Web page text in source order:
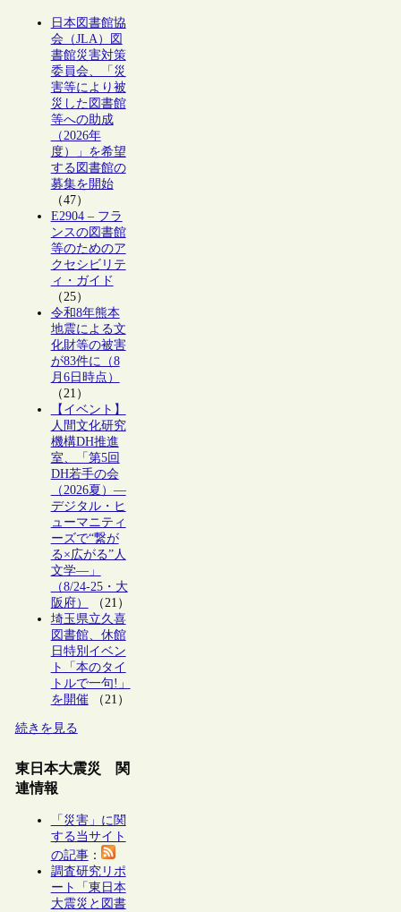
日本図書館協
会（JLA）図
書館災害対策
委員会、「災
害等により被
災した図書館
等への助成
（2026年
度）」を希望
する図書館の
募集を開始
（47）
E2904 – フラ
ンスの図書館
等のためのア
クセシビリテ
ィ・ガイド
（25）
令和8年熊本
地震による文
化財等の被害
が83件に（8
月6日時点）
（21）
【イベント】
人間文化研究
機構DH推進
室、「第5回
DH若手の会
（2026夏）―
デジタル・ヒ
ューマニティ
ーズで“繋が
る×広がる”人
文学―」
（8/24-25・大
阪府）
（21）
埼玉県立久喜
図書館、休館
日特別イベン
ト「本のタイ
トルで一句!」
を開催（21）
続きを見る
東日本大震災 関
連情報
「災害」に関
する当サイト
の記事：
調査研究リポ
ート「東日本
大震災と図書